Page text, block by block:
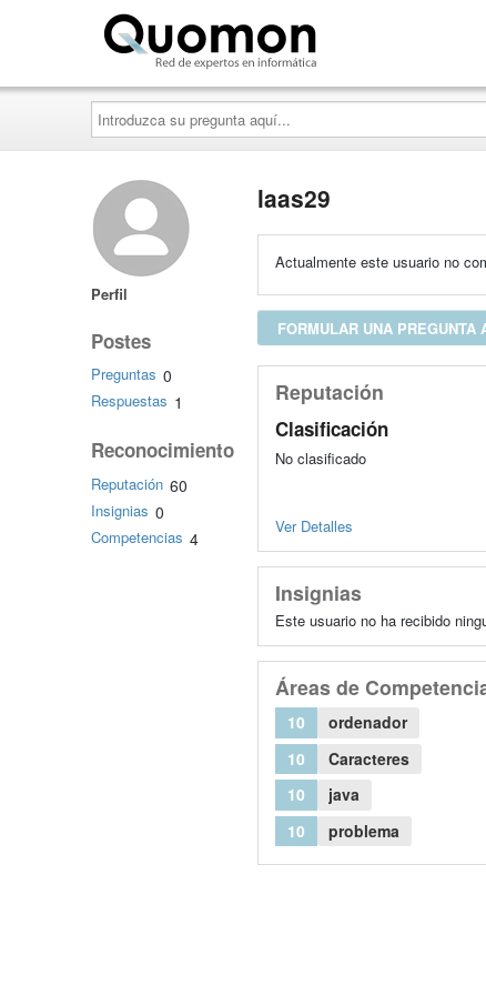
Introduzca
su
pregunta
aquí...
Perfil
Postes
Preguntas 0
Respuestas 1
Reconocimiento
Reputación 60
Insignias 0
Competencias 4
laas29
Actualmente este usuario no
FORMULAR UNA PREGUNTA
Reputación
Clasificación
No clasificado
Ver Detalles
Insignias
Este usuario no ha recibido
Áreas de
10
ordenador
10
Caracteres
10
java
10
problema